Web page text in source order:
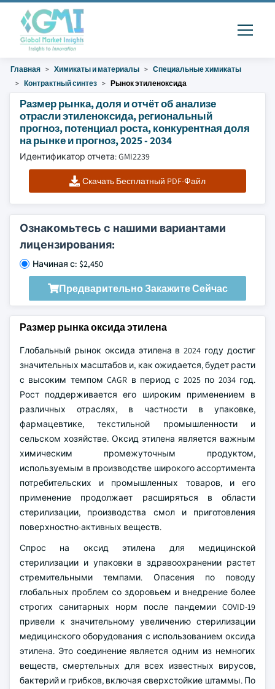
Главная Химикаты и материалы
Специальные химикаты
Контрактный синтез
Рынок этиленоксида
Размер рынка, доля и отчёт об анализе
отрасли этиленоксида, региональный
прогноз, потенциал роста, конкурентная доля
на рынке и прогноз, 2025 - 2034
Идентификатор отчета: GMI2239
Скачать Бесплатный PDF-Файл
Ознакомьтесь с нашими вариантами
лицензирования:
Начиная с: $2,450
Предварительно Закажите Сейчас
Размер рынка оксида этилена
Глобальный рынок оксида этилена в 2024 году достиг
значительных масштабов и, как ожидается, будет расти
с высоким темпом CAGR в период с 2025 по 2034 год.
Рост поддерживается его широким применением в
различных отраслях, в частности в упаковке,
фармацевтике, текстильной промышленности и
сельском хозяйстве. Оксид этилена является важным
химическим промежуточным продуктом,
используемым в производстве широкого ассортимента
потребительских и промышленных товаров, и его
применение продолжает расширяться в области
стерилизации, производства смол и приготовления
поверхностно-активных веществ.
Спрос на оксид этилена для медицинской
стерилизации и упаковки в здравоохранении растет
стремительными темпами. Опасения по поводу
глобальных проблем со здоровьем и внедрение более
строгих санитарных норм после пандемии COVID-19
привели к значительному увеличению стерилизации
медицинского оборудования с использованием оксида
этилена. Это соединение является одним из немногих
веществ, смертельных для всех известных вирусов,
бактерий и грибков, включая сверхстойкие штаммы. По